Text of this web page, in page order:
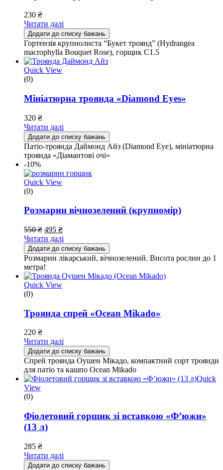
230 ₴
Читати далі
Додати до списку бажань
Гортензія крупнолиста “Букет троянд” (Hydrangea
macrophylla Bouquet Rose), горщик С1.5
Quick View
(0)
Мініатюрна троянда «Diamond Eyes»
320 ₴
Читати далі
Додати до списку бажань
Патіо-троянда Даймонд Айз (Diamond Eye), мініатюрна
троянда «Діамантові очі»
-10%
Quick View
(0)
Розмарин вічнозелений (крупномір)
550₴ 495 ₴
Читати далі
Додати до списку бажань
Розмарин лікарський, вічнозелений. Висота рослин до 1
метра!
Quick View
(0)
Троянда спрей «Ocean Mikado»
220 ₴
Читати далі
Додати до списку бажань
Спрей троянда Оушен Мікадо, компактний сорт троянди
для патіо та кашпо Ocean Mikado
Quick
View
(0)
Фіолетовий горщик зі вставкою «Ф’южн»
(13 л)
285 ₴
Читати далі
Додати до списку бажань